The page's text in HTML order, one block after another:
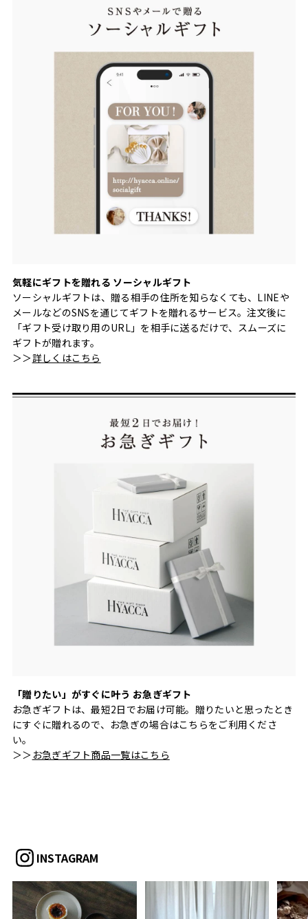
気軽にギフトを贈れる ソーシャルギフト
ソーシャルギフトは、贈る相手の住所を知らなくても、LINEや
メールなどのSNSを通じてギフトを贈れるサービス。注文後に
「ギフト受け取り用のURL」を相手に送るだけで、スムーズに
ギフトが贈れます。
＞＞詳しくはこちら
「贈りたい」がすぐに叶う お急ぎギフト
お急ぎギフトは、最短2日でお届け可能。贈りたいと思ったとき
にすぐに贈れるので、お急ぎの場合はこちらをご利用くださ
い。
＞＞ お急ぎギフト商品一覧はこちら
INSTAGRAM